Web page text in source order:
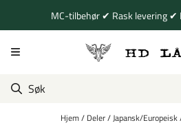
Hopp til innholdMC-tilbehør ✔ Rask levering
Hjem/ Deler/ Japansk/Europeisk